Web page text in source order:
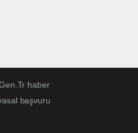
haber
başvuru